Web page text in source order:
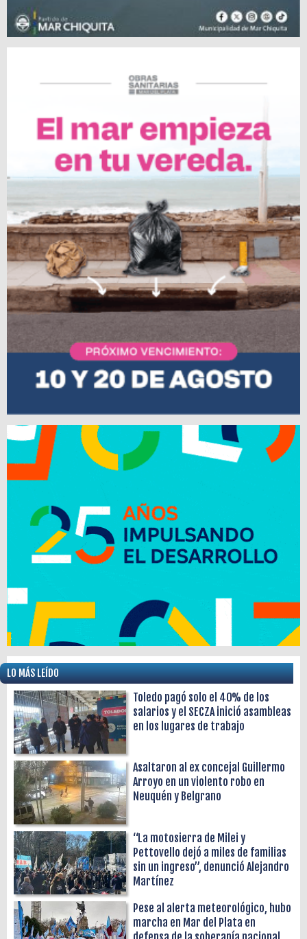
LO MÁS LEÍDO
Toledo pagó solo el 40% de los
salarios y el SECZA inició asambleas
en los lugares de trabajo
Asaltaron al ex concejal Guillermo
Arroyo en un violento robo en
Neuquén y Belgrano
“La motosierra de Milei y
Pettovello dejó a miles de familias
sin un ingreso”, denunció Alejandro
Martínez
Pese al alerta meteorológico, hubo
marcha en Mar del Plata en